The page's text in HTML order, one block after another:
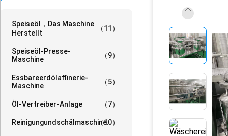
Speiseöl，Das Maschine
Herstellt
（11）
Speiseöl-Presse-
Maschine
（9）
Essbareerdölaffinerie-
Maschine
（5）
Öl-Vertreiber-Anlage （7）
Reinigungundschälmaschine.
（10）